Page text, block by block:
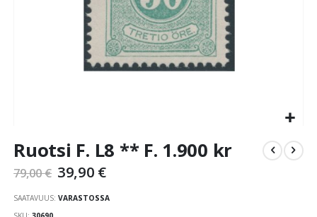
to
beginning
Ruotsi F. L8 ** F. 1.900 kr
79,00 € 39,90 €
SAATAVUUS: VARASTOSSA